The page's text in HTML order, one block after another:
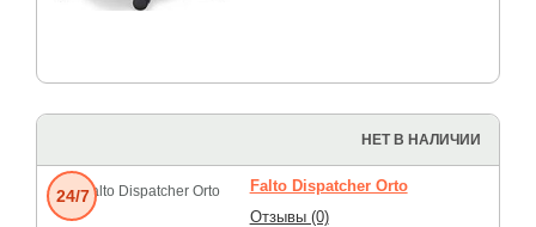
НЕТ В НАЛИЧИИ
Falto Dispatcher Orto
Отзывы (0)
24/7